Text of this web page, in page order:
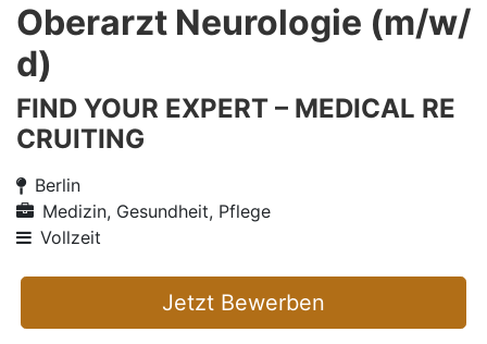
Oberarzt Neurologie (m/w/
d)
FIND YOUR EXPERT – MEDICAL RE
CRUITING
Berlin
Medizin, Gesundheit, Pflege
Vollzeit
Jetzt Bewerben